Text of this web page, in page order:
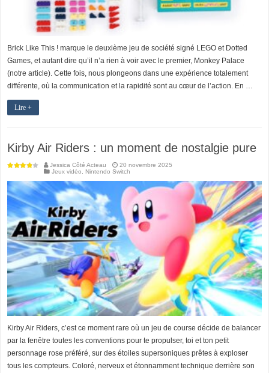
Brick Like This ! marque le deuxième jeu de société signé LEGO et Dotted
Games, et autant dire qu’il n’a rien à voir avec le premier, Monkey Palace
(notre article). Cette fois, nous plongeons dans une expérience totalement
différente, où la communication et la rapidité sont au cœur de l’action. En …
Lire +
Kirby Air Riders : un moment de nostalgie pure
Jessica Côté Acteau
20 novembre 2025
Jeux vidéo
Nintendo Switch
Kirby Air Riders, c’est ce moment rare où un jeu de course décide de balancer
par la fenêtre toutes les conventions pour te propulser, toi et ton petit
personnage rose préféré, sur des étoiles supersoniques prêtes à exploser
tous les compteurs. Coloré, nerveux et étonnamment technique derrière son